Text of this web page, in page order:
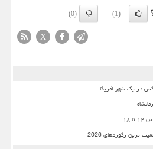
(1)
(0)
X
در یک شهر آمریکا
۱۸
ترین رکوردهای 2026